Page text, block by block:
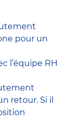
pour un
l’équipe RH
retour. Si il